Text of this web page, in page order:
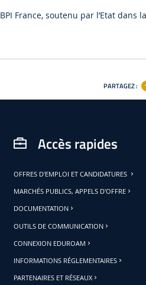
France, soutenu par l’Etat dans
PARTAGEZ :
Accès rapides
OFFRES D'EMPLOI ET CANDIDATURES
MARCHÉS PUBLICS, APPELS D'OFFRE
DOCUMENTATION
OUTILS DE COMMUNICATION
CONNEXION EDUROAM
INFORMATIONS RÉGLEMENTAIRES
PARTENAIRES ET RÉSEAUX